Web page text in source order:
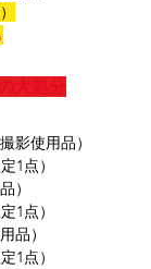
影使用品）
定1点）
）
定1点）
品）
定1点）